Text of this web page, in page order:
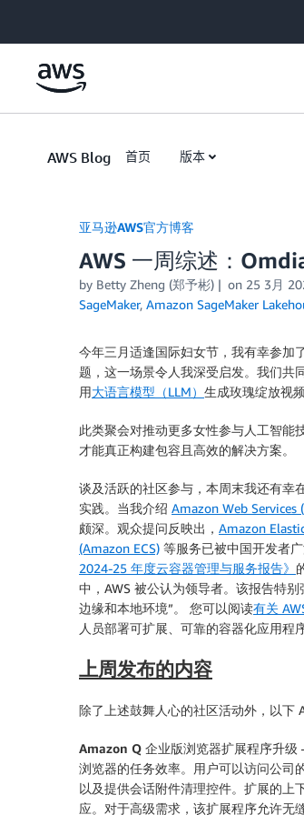
AWS Blog 首页 版本
亚马逊AWS官方博客
AWS 一周综述：
by Betty Zheng (郑予彬) on 25 3月
SageMaker, Amazon SageMaker
今年三月适逢国际妇女节，我有幸参加
题，这一场景令人我深受启发。我们共
用大语言模型（LLM） 生成玫瑰绽放视
此类聚会对推动更多女性参与人工智能
才能真正构建包容且高效的解决方案。
谈及活跃的社区参与，本周末我还有幸
实践。当我介绍 Amazon Web Services
颇深。观众提问反映出， Amazon
(Amazon ECS) 等服务已被中国开发者
2024-25 年度云容器管理与服务报告》
中，AWS 被公认为领导者。该报告特
边缘和本地环境”。 您可以阅读有关
人员部署可扩展、可靠的容器化应用程序
上周发布的内容
除了上述鼓舞人心的社区活动外，以下
Amazon Q 企业版浏览器扩展程序升级
浏览器的任务效率。用户可以访问公司
以及提供会话附件清理控件。扩展的上
应。对于高级需求，该扩展程序允许无